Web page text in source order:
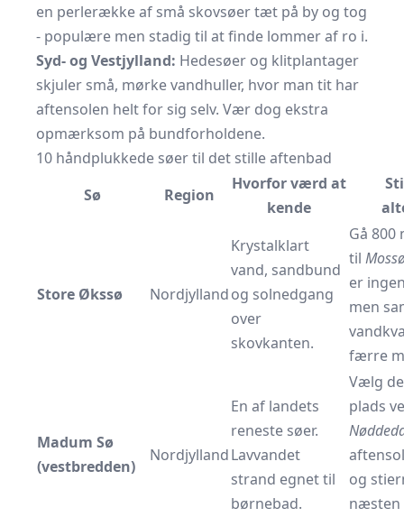
en perlerække af små skovsøer tæt på by og tog
- populære men stadig til at finde lommer af ro i.
Syd- og Vestjylland: Hedesøer og klitplantager
skjuler små, mørke vandhuller, hvor man tit har
aftensolen helt for sig selv. Vær dog ekstra
opmærksom på bundforholdene.
10 håndplukkede søer til det stille aftenbad
Sø
Region
Hvorfor værd at
kende
Store Økssø Nordjylland
Krystalklart
vand, sandbund
og solnedgang
over
skovkanten.
Gå 800
til
er
men
færre
Madum Sø
(vestbredden)
Nordjylland
En af landets
reneste søer.
Lavvandet
strand egnet til
børnebad.
Vælg
plads
og
næsten